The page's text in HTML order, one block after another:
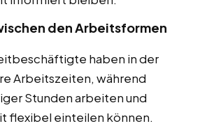
den Arbeitsformen
haben in der
Arbeitszeiten, während
Stunden arbeiten und
flexibel einteilen können.